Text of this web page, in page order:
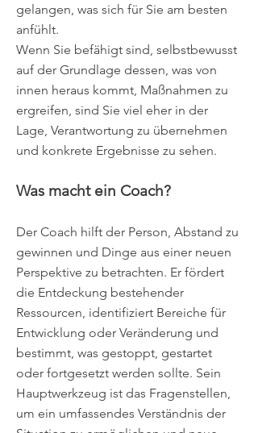
gelangen, was sich für Sie am besten
anfühlt.
Wenn Sie befähigt sind, selbstbewusst
auf der Grundlage dessen, was von
innen heraus kommt, Maßnahmen zu
ergreifen, sind Sie viel eher in der
Lage, Verantwortung zu übernehmen
und konkrete Ergebnisse zu sehen.
Was macht ein Coach?
Der Coach hilft der Person, Abstand zu
gewinnen und Dinge aus einer neuen
Perspektive zu betrachten. Er fördert
die Entdeckung bestehender
Ressourcen, identifiziert Bereiche für
Entwicklung oder Veränderung und
bestimmt, was gestoppt, gestartet
oder fortgesetzt werden sollte. Sein
Hauptwerkzeug ist das Fragenstellen,
um ein umfassendes Verständnis der